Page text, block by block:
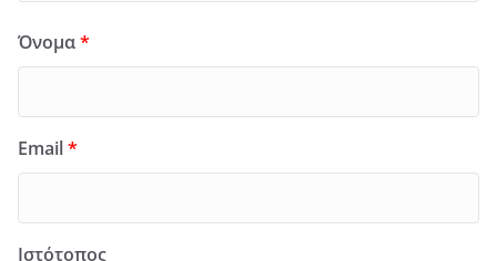
Όνομα*
Email*
Ιστότοπος